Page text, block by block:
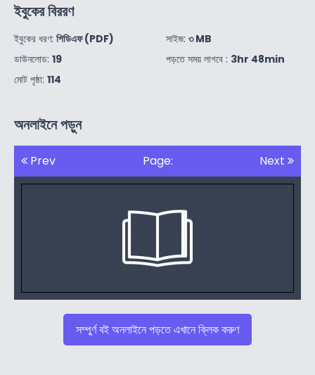
ইবুকের বিররণ
ইবুকের ধরণ: পিডিএফ (PDF)
ডাউনলোড: 19
মোট পৃষ্ঠা: 114
সাইজ: ৩ MB
পড়তে সময় লাগবে : 3hr 48min
অনলাইনে পড়ুন
Prev Page: Next
সম্পুর্ণ বই অনলাইনে পড়তে এখানে ক্লিক করুণ